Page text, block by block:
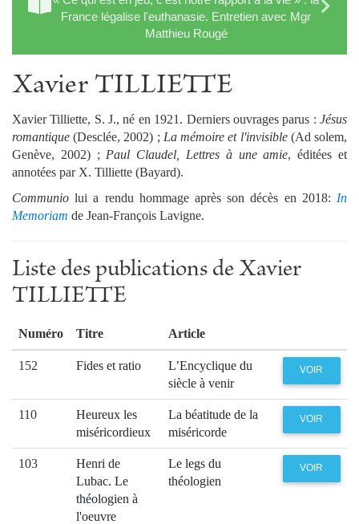
France légalise l'euthanasie. Entretien avec Mgr
Matthieu Rougé
Xavier TILLIETTE
Xavier Tilliette, S. J., né en 1921. Derniers ouvrages parus : Jésus
romantique (Desclée, 2002) ; La mémoire et l'invisible(Ad solem,
Genève, 2002) ; Paul Claudel, Lettres à une amie, éditées et
annotées par X. Tilliette (Bayard).
Communiolui a rendu hommage après son décès en 2018: In
Memoriam de Jean-François Lavigne.
Liste des publications de Xavier
TILLIETTE
Numéro Titre Article
152 Fides et ratio
L’Encyclique du
siècle à venir
VOIR
110
Heureux les
miséricordieux
La béatitude de la
miséricorde
VOIR
103
Henri de
Lubac. Le
théologien à
l'oeuvre
Le legs du
théologien
VOIR